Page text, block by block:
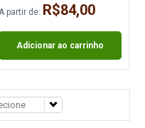
A partir de: R$84,00
Adicionar ao carrinho